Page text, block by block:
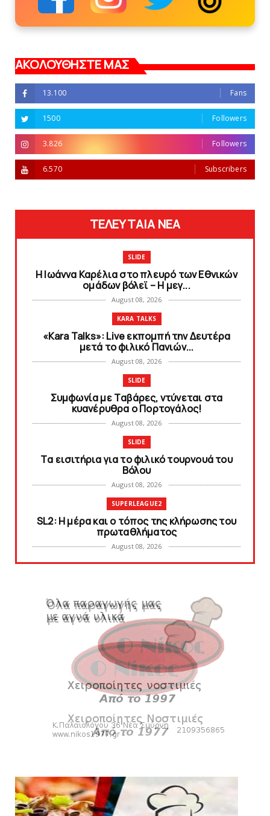
ΑΚΟΛΟΥΘΗΣΤΕ ΜΑΣ
13.100 Fans
1500 Followers
3.826 Followers
6.570 Subscribers
ΤΕΛΕΥΤΑΙΑ ΝΕΑ
SLIDE
Η Ιωάννα Καρέλια στο πλευρό των Εθνικών
ομάδων βόλεϊ – H μεγ...
August 08, 2026
KARA TALKS
«Kara Talks»: Live εκπομπή την Δευτέρα
μετά το φιλικό Πανιών...
August 08, 2026
SLIDE
Συμφωνία με Tαβάρες, ντύνεται στα
κυανέρυθρα ο Πορτογάλος!
August 08, 2026
SLIDE
Tα εισιτήρια για το φιλικό τουρνουά του
Bόλου
August 08, 2026
SUPERLEAGUE2
SL2: Η μέρα και ο τόπος της κλήρωσης του
πρωταθλήματος
August 08, 2026
KARA TALKS
August 07, 2026
KARA TALKS
«Kara Talks»: LIVE 21:00
August 07, 2026
SLIDE
Κύπελλο: Την Τετάρτη 19 Αυγούστου το Νίκη
Βόλου - Πανιώνιος
HEADLINES
KARA TALKS
«Kara Talks» LIVE: Παρασκευή στις 21:00